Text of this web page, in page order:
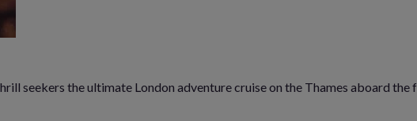
seekers the ultimate London adventure cruise on the Thames aboard the